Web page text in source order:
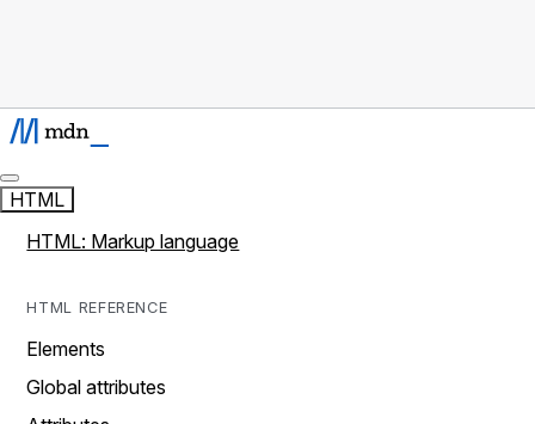
HTML
HTML: Markup language
HTML REFERENCE
Elements
Global attributes